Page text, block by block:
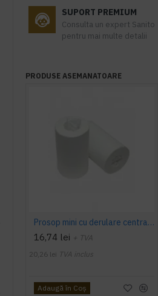
SUPORT PREMIUM
Consulta un expert Sanito
pentru mai multe detalii
PRODUSE ASEMANATOARE
Prosop mini cu derulare centrala 1 pliu, 120 m Tork
16,74 lei + TVA
20,26 lei TVA inclus
Adaugă în Coş